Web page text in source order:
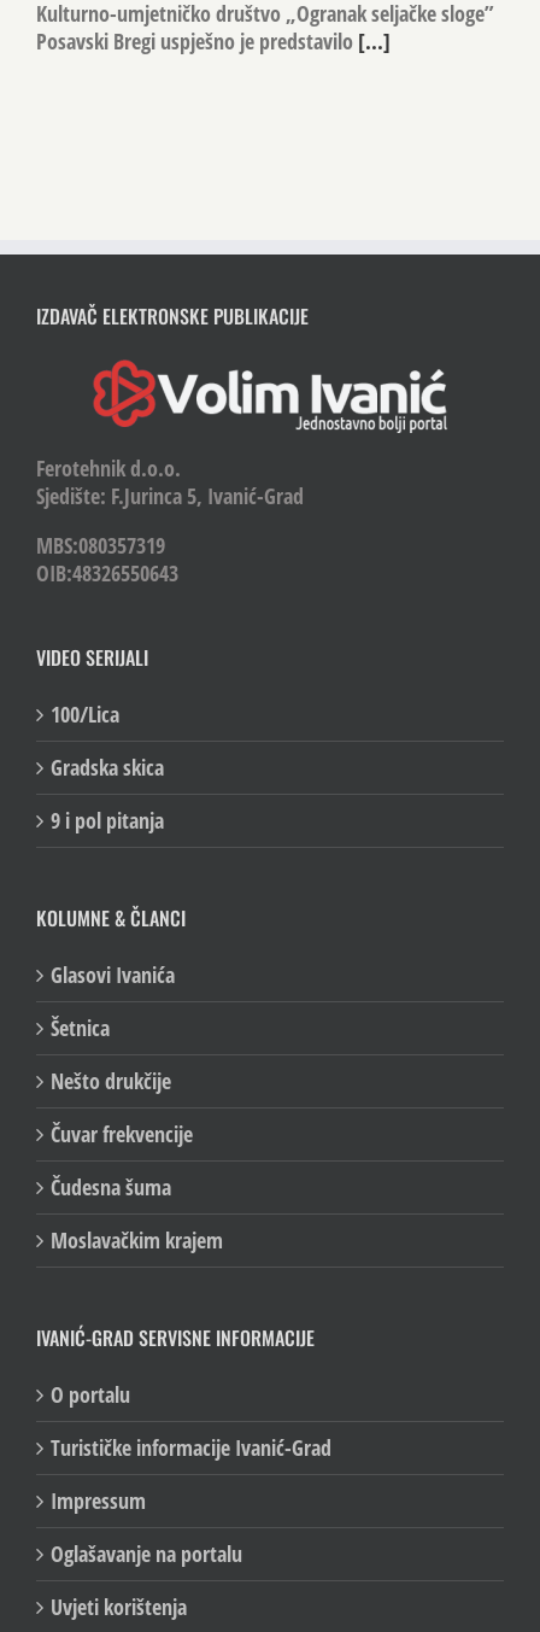
Kulturno-umjetničko društvo „Ogranak seljačke sloge”
Posavski Bregi uspješno je predstavilo [...]
IZDAVAČ ELEKTRONSKE PUBLIKACIJE
Ferotehnik d.o.o.
Sjedište: F.Jurinca 5, Ivanić-Grad
MBS:080357319
OIB:48326550643
VIDEO SERIJALI
100/Lica
Gradska skica
9 i pol pitanja
KOLUMNE & ČLANCI
Glasovi Ivanića
Šetnica
Nešto drukčije
Čuvar frekvencije
Čudesna šuma
Moslavačkim krajem
IVANIĆ-GRAD SERVISNE INFORMACIJE
O portalu
Turističke informacije Ivanić-Grad
Impressum
Oglašavanje na portalu
Uvjeti korištenja